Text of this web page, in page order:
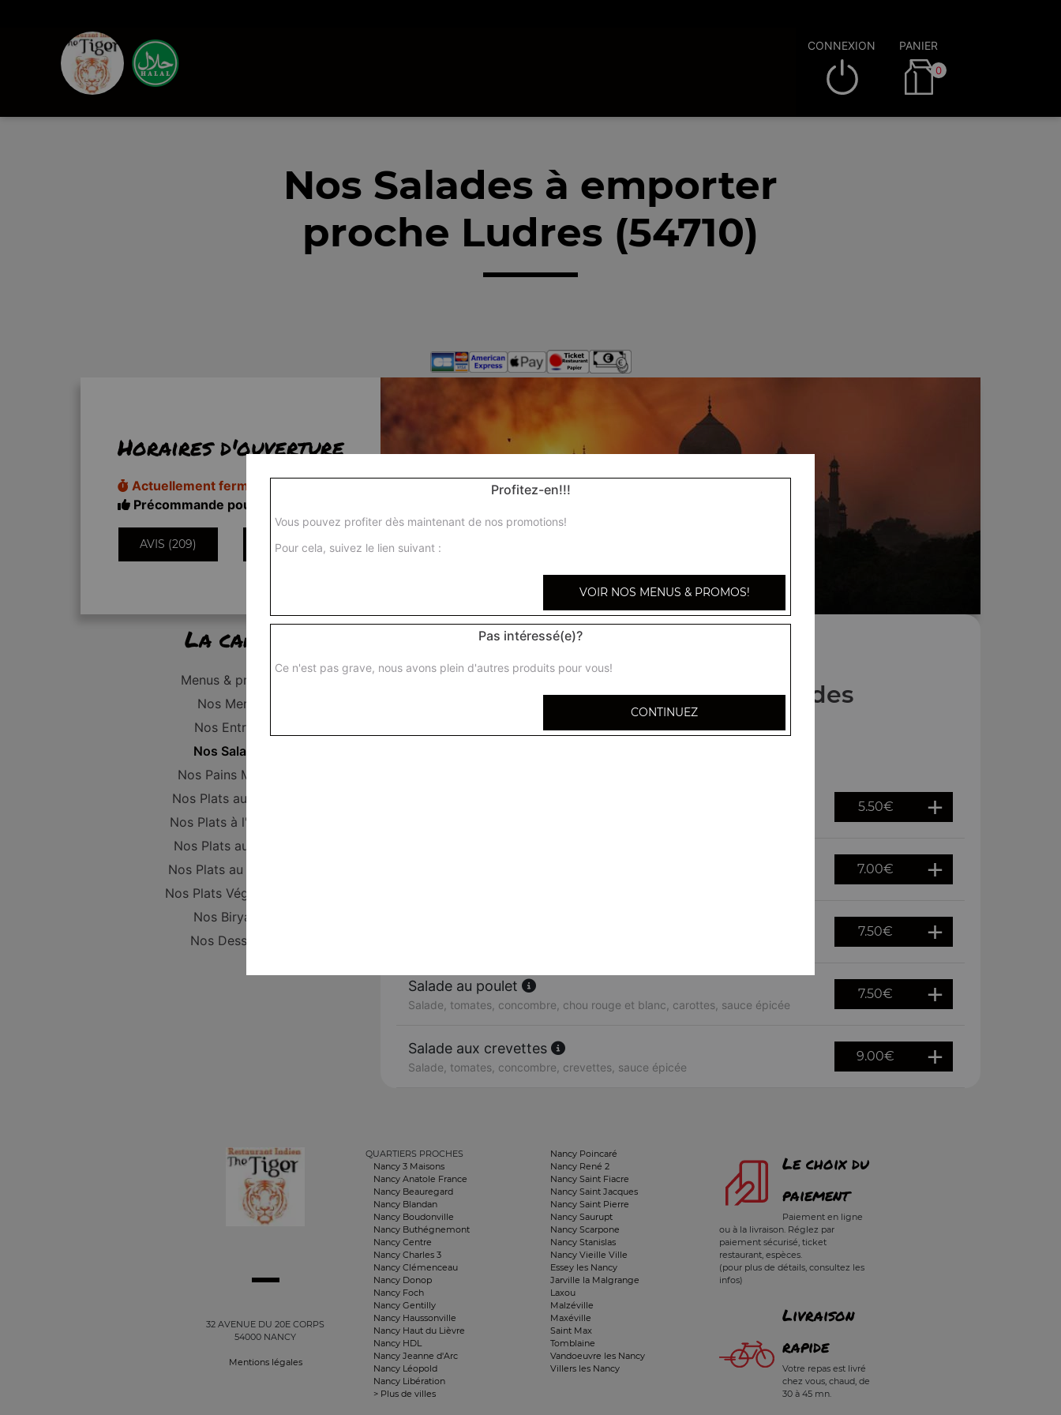
CONNEXION PANIER
0
Nos Salades à emporter
proche Ludres (54710)
Horaires d'ouverture
Actuellement fermé
Précommande pour 11h50
AVIS (209) INFORMATIONS
La carte
Menus & promos
Nos Menus
Nos Entrées
Nos Salades
Nos Pains Maison
Nos Plats au poulet
Nos Plats à l'Agneau
Nos Plats au Boeuf
Nos Plats au Poisson
Nos Plats Végétariens
Nos Biryanis
Nos Desserts
Nos Salades
5.50€
7.00€
7.50€
Salade au poulet
Salade, tomates, concombre, chou rouge et blanc, carottes, sauce épicée
7.50€
Salade aux crevettes
Salade, tomates, concombre, crevettes, sauce épicée
9.00€
32 AVENUE DU 20E CORPS
54000 NANCY
Mentions légales
QUARTIERS PROCHES
Nancy 3 Maisons
Nancy Anatole France
Nancy Beauregard
Nancy Blandan
Nancy Boudonville
Nancy Buthégnemont
Nancy Centre
Nancy Charles 3
Nancy Clémenceau
Nancy Donop
Nancy Foch
Nancy Gentilly
Nancy Haussonville
Nancy Haut du Lièvre
Nancy HDL
Nancy Jeanne d'Arc
Nancy Léopold
Nancy Libération
> Plus de villes
Nancy Poincaré
Nancy René 2
Nancy Saint Fiacre
Nancy Saint Jacques
Nancy Saint Pierre
Nancy Saurupt
Nancy Scarpone
Nancy Stanislas
Nancy Vieille Ville
Essey les Nancy
Jarville la Malgrange
Laxou
Malzéville
Maxéville
Saint Max
Tomblaine
Vandoeuvre les Nancy
Villers les Nancy
Le choix du
paiement
Paiement en ligne
ou à la livraison. Réglez par
paiement sécurisé, ticket
restaurant, espèces.
(pour plus de détails, consultez les
infos)
Livraison
rapide
Votre repas est livré
chez vous, chaud, de
30 à 45 mn.
Profitez-en!!!
Vous pouvez profiter dès maintenant de nos promotions!
Pour cela, suivez le lien suivant :
VOIR NOS MENUS & PROMOS!
Pas intéressé(e)?
Ce n'est pas grave, nous avons plein d'autres produits pour vous!
CONTINUEZ